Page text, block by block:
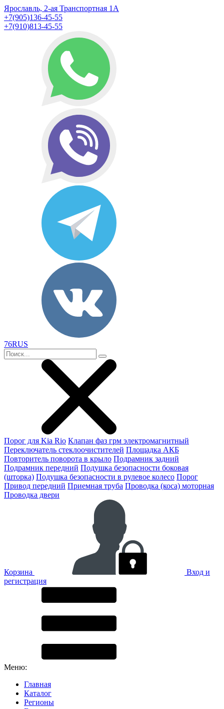
Ярославль, 2-ая Транспортная 1А
+7(905)136-45-55
+7(910)813-45-55
76RUS
Порог для Kia Rio Клапан фаз грм электромагнитный
Переключатель стеклоочистителей Площадка АКБ
Повторитель поворота в крыло Подрамник задний
Подрамник передний Подушка безопасности боковая
(шторка) Подушка безопасности в рулевое колесо Порог
Привод передний Приемная труба Проводка (коса) моторная
Проводка двери
Корзина
Вход и
регистрация
Меню:
Главная
Каталог
Регионы